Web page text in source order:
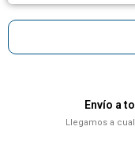
Envío a
Llegamos a